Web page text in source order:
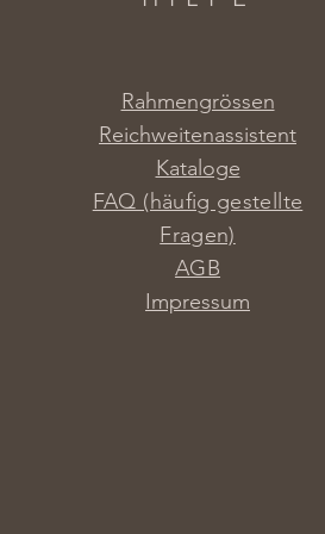
Rahmengrössen
Reichweitenassistent
Kataloge
FAQ (häufig gestellte
Fragen)
AGB
Impressum